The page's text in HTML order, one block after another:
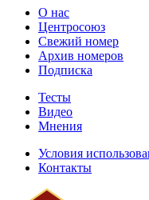
О нас
Центросоюз
Свежий номер
Архив номеров
Подписка
Тесты
Видео
Мнения
Условия
Контакты